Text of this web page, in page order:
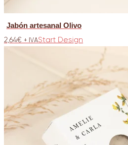
Jabón artesanal Olivo
2,64€ + IVAStart Design